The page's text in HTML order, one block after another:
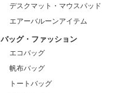
デスクマット・マウスパッド
エアーバルーンアイテム
バッグ・ファッション
エコバッグ
帆布バッグ
トートバッグ